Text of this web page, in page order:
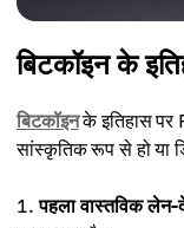
बिटकॉइन के
बिटकॉइनके इतिहास पर
सांस्कृतिक रूप से हो या
पहला वास्तविक लेन-